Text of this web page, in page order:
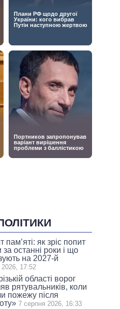
пам’яті: як зріс попит
за останні роки і що
на 2027-й
17:52
області ворог
рятувальників, коли
пожежу після
7 серпня 2026, 16:33